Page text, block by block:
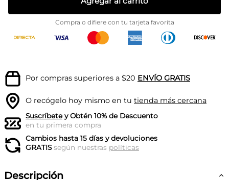
Compra o difiere con tu tarjeta favorita
Por compras superiores a $20 ENVÍO GRATIS
O recógelo hoy mismo en tu tienda más cercana
Suscríbetey Obtén 10% de Descuento
en tu primera compra
Cambios hasta 15 días y devoluciones
GRATISsegún nuestras políticas
Descripción